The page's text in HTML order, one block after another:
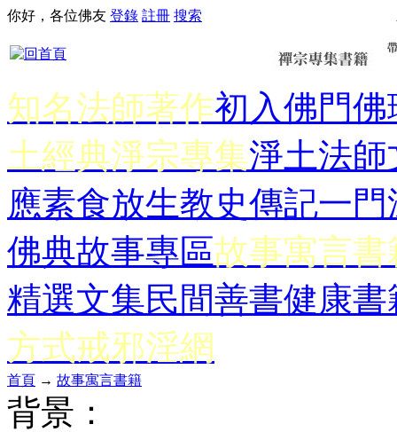
你好，各位佛友 登錄 註冊 搜索
知名法師著作初入佛門佛
土經典淨宗專集淨土法師
應素食放生教史傳記一門
佛典故事專區故事寓言書
精選文集民間善書健康書
方式戒邪淫網
首頁 → 故事寓言書籍
背景：